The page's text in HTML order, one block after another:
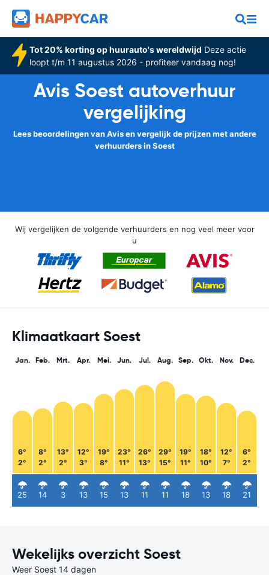
Tot 20% korting op huurauto's wereldwijd Deze actie
loopt t/m 11 augustus 2026 - profiteer vandaag nog!
Avis Soest autoverhuur
vergelijking
Lees beoordelingen van Avis en vergelijk de prijzen met andere
verhuurders in Soest
Wij vergelijken de volgende verhuurders en nog veel meer voor
u
Klimaatkaart Soest
Jan.
6°
2°
25
Feb.
8°
2°
14
Mrt.
13°
2°
3
Apr.
12°
3°
13
Mei.
19°
8°
15
Jun.
23°
11°
13
Jul.
26°
13°
11
Aug.
29°
15°
11
Sep.
19°
11°
18
Okt.
18°
10°
13
Nov.
12°
7°
18
Dec.
6°
2°
21
Wekelijks overzicht Soest
Weer Soest 14 dagen